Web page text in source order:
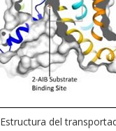
Estructura del